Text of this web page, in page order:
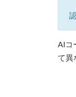
AIコ
て異